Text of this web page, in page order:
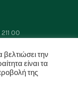
00
την
είναι τα
της